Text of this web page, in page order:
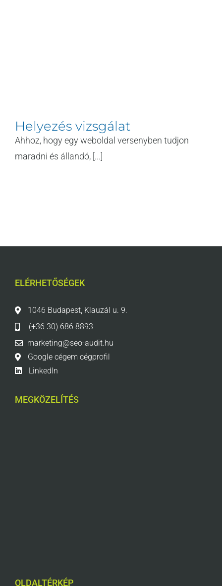
Helyezés vizsgálat
Ahhoz, hogy egy weboldal versenyben tudjon
maradni és állandó, [...]
ELÉRHETŐSÉGEK
1046 Budapest, Klauzál u. 9.
(+36 30) 686 8893
marketing@seo-audit.hu
Google cégem cégprofil
LinkedIn
MEGKÖZELÍTÉS
OLDALTÉRKÉP